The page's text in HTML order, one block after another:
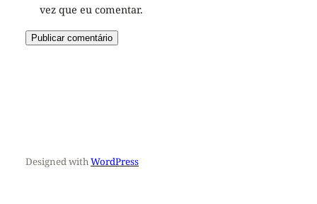
vez que eu comentar.
Designed withWordPress